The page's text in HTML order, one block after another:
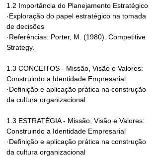
1.2 Importância do Planejamento Estratégico
·Exploração do papel estratégico na tomada
de decisões
·Referências: Porter, M. (1980). Competitive
Strategy.
1.3 CONCEITOS - Missão, Visão e Valores:
Construindo a Identidade Empresarial
·Definição e aplicação prática na construção
da cultura organizacional
1.3 ESTRATÉGIA - Missão, Visão e Valores:
Construindo a Identidade Empresarial
·Definição e aplicação prática na construção
da cultura organizacional